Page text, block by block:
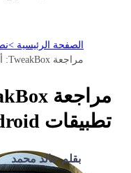
الصفحة الرئيسية >
مراجعة TweakBox: أفضل بديل لمتجر تطبيقات iOS/Android
تطبيقات iOS/Android
بقلم خالد محمد